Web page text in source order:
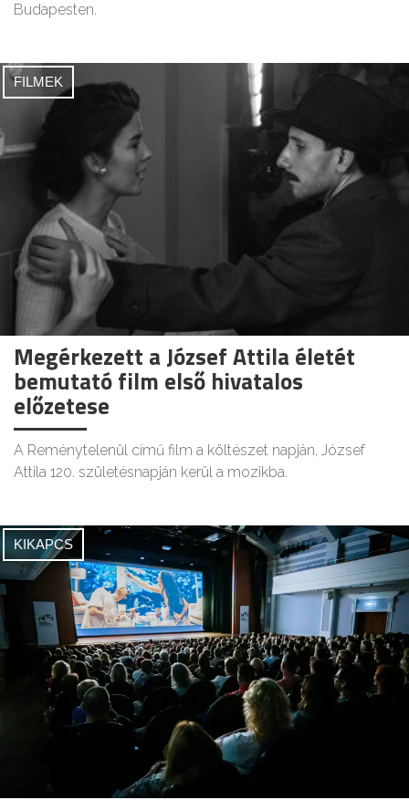
Budapesten.
FILMEK
Megérkezett a József Attila életét
bemutató film első hivatalos
előzetese
A Reménytelenül című film a költészet napján, József
Attila 120. születésnapján kerül a mozikba.
KIKAPCS